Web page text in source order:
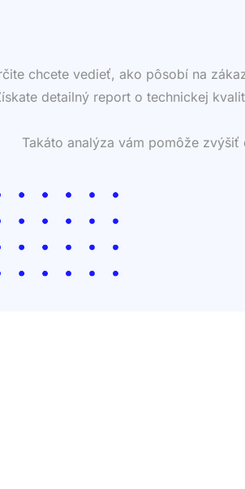
chcete vedieť, ako pôsobí na
detailný report o technickej
Takáto analýza vám pomôže